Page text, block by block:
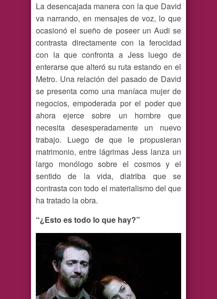
La desencajada manera con la que David
va narrando, en mensajes de voz, lo que
ocasionó el sueño de poseer un Audi se
contrasta directamente con la ferocidad
con la que confronta a Jess luego de
enterarse que alteró su ruta estando en el
Metro. Una relación del pasado de David
se presenta como una maníaca mujer de
negocios, empoderada por el poder que
ahora ejerce sobre un hombre que
necesita desesperadamente un nuevo
trabajo. Luego de que le propusieran
matrimonio, entre lágrimas Jess lanza un
largo monólogo sobre el cosmos y el
sentido de la vida, diatriba que se
contrasta con todo el materialismo del que
ha tratado la obra.
“¿Esto es todo lo que hay?”